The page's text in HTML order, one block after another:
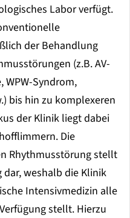
Labor verfügt.
der Behandlung
(z.B. AV-
WPW-Syndrom,
bis hin zu komplexeren
der Klinik liegt dabei
Die
Rhythmusstörung stellt
weshalb die Klinik
Intensivmedizin alle
stellt. Hierzu